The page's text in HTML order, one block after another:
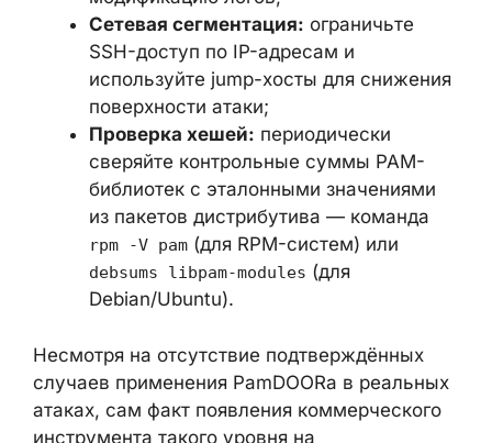
для SSH;
Централизованный сбор логов:
отправляйте журналы
аутентификации на отдельный
защищённый сервер, чтобы
нейтрализовать локальную
модификацию логов;
Сетевая сегментация:ограничьте
SSH-доступ по IP-адресам и
используйте jump-хосты для
снижения поверхности атаки;
сверяйте контрольные суммы PAM-
библиотек с эталонными значениями
из пакетов дистрибутива — команда
rpm -V pam (для RPM-систем) или